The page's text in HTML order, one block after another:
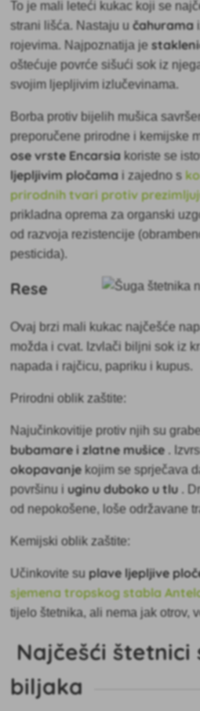
To je mali leteći kukac koji se
strani lišća. Nastaju učahurama
rojevima. Najpoznatija je
oštećuje povrće sišući sok iz
svojim ljepljivim izlučevinama.
Borba protiv bijelih mušica
preporučene prirodne i kemijske
ose vrste Encarsia koriste se
ljepljivim pločama i zajedno s
prirodnih tvari protiv
prikladna oprema za organski
od razvoja rezistencije
pesticida).
Rese
Ovaj brzi mali kukac najčešće
možda i cvat. Izvlači biljni sok iz
napada i rajčicu, papriku i kupus.
Prirodni oblik zaštite:
Najučinkovitije protiv njih su
bubamare i zlatne mušice.
okopavanjekojim se sprječava
površinu iuginu duboko u tlu .
od nepokošene, loše održavane
Kemijski oblik zaštite:
Učinkovite su plave ljepljive
sjemena tropskog stabla
tijelo štetnika, ali nema jak otrov,
Najčešći štetnici
biljaka